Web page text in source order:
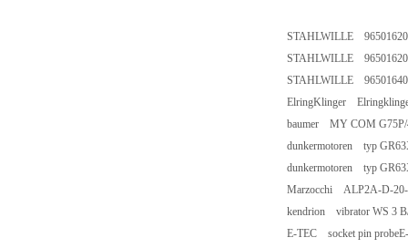
STAHLWILLE 96501620
STAHLWILLE 96501620
STAHLWILLE 96501640
ElringKlinger
baumer MY COM
dunkermotoren typ
dunkermotoren typ
Marzocchi ALP2A-D-
kendrion vibrator WS 3
E-TEC socket pin